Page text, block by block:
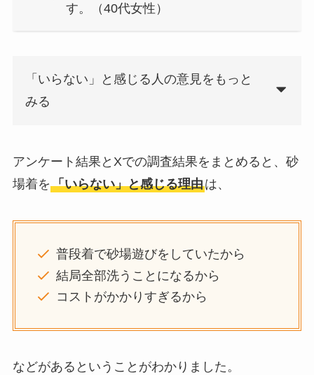
す。（40代女性）
「いらない」と感じる人の意見をもっと
みる
アンケート結果とXでの調査結果をまとめると、砂
場着を「いらない」と感じる理由は、
普段着で砂場遊びをしていたから
結局全部洗うことになるから
コストがかかりすぎるから
などがあるということがわかりました。